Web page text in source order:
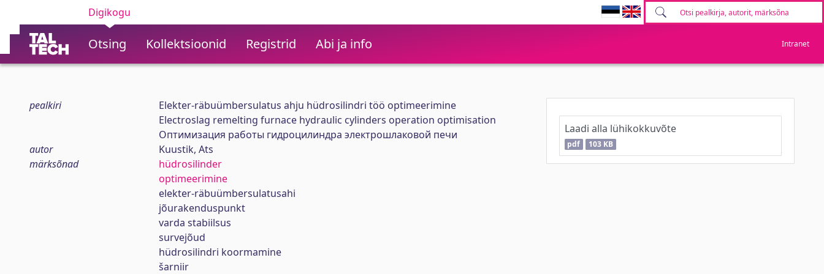
Digikogu
Otsing Kollektsioonid Registrid Abi ja info Intranet
pealkiri
Elekter-räbuümbersulatus ahju hüdrosilindri töö optimeerimine
Electroslag remelting furnace hydraulic cylinders operation optimisation
Оптимизация работы гидроцилиндра электрошлаковой печи
autor
Kuustik, Ats
märksõnad
hüdrosilinder
optimeerimine
elekter-räbuümbersulatusahi
jõurakenduspunkt
varda stabiilsus
survejõud
hüdrosilindri koormamine
šarniir
Laadi alla lühikokkuvõte
pdf 103 KB